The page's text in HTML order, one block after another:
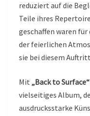
reduziert auf die
Teile ihres
geschaffen waren für
der feierlichen
sie bei diesem
Mit „Back to Surface“
vielseitiges Album,
ausdrucksstarke